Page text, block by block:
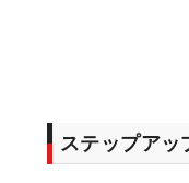
ステップアッ